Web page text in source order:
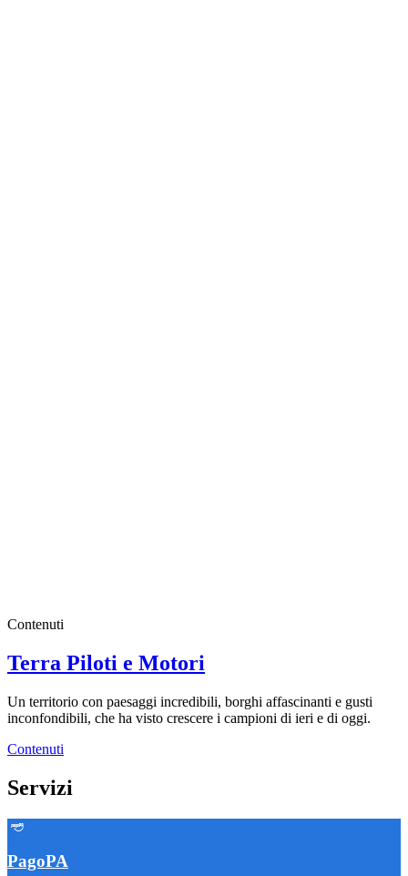
Contenuti
Terra Piloti e Motori
Un territorio con paesaggi incredibili, borghi affascinanti e gusti
inconfondibili, che ha visto crescere i campioni di ieri e di oggi.
Contenuti
Servizi
PagoPA